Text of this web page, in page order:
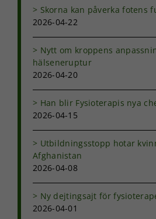
Skorna kan påverka fotens
2026-04-22
Nytt om kroppens
hälseneruptur
2026-04-20
Han blir Fysioterapis nya
2026-04-15
Utbildningsstopp hotar
Afghanistan
2026-04-08
Ny dejtingsajt för
2026-04-01